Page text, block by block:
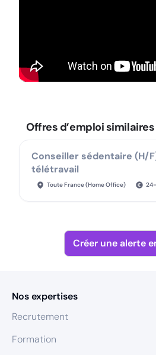
Offres d’emploi similaires
Conseiller sédentaire (H/
télétravail
Toute France (Home Office) 24-
Créer une alerte
Nos expertises
Recrutement
Formation